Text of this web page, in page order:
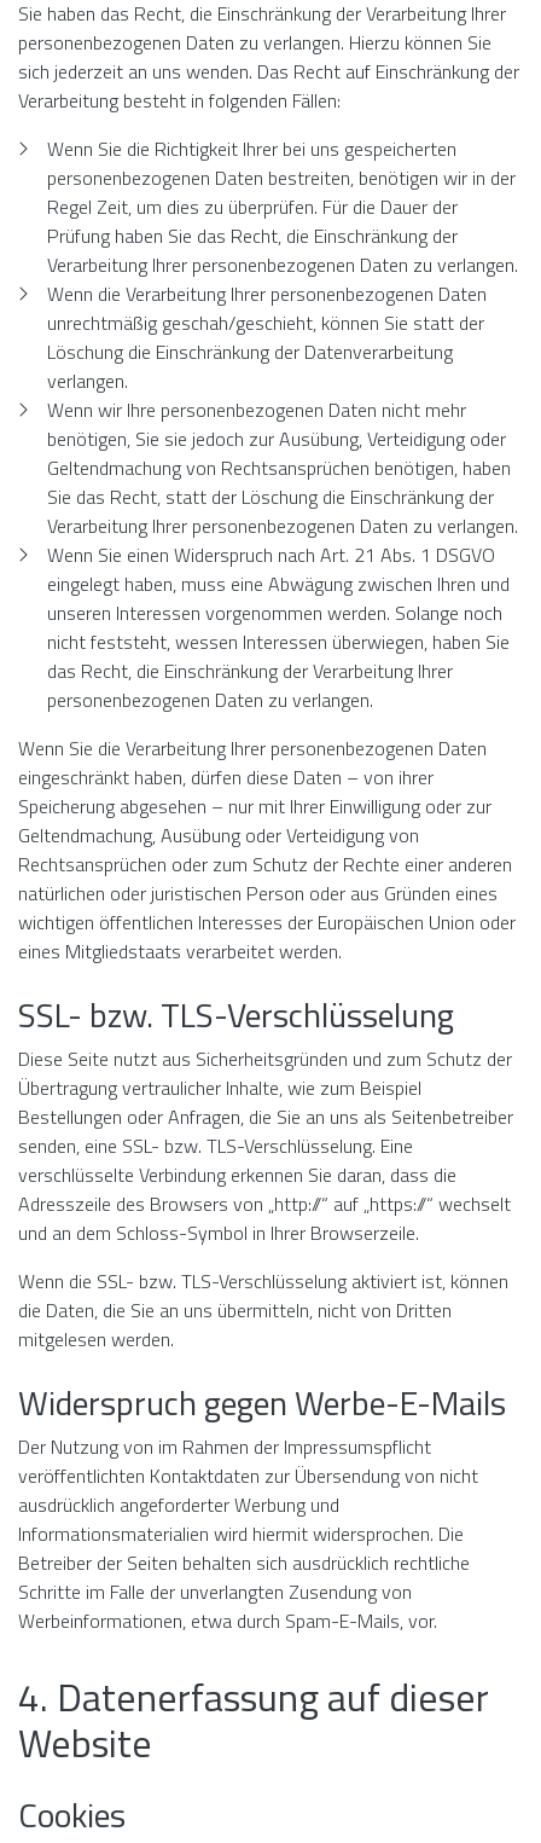
Sie haben das Recht, die Einschränkung der Verarbeitung Ihrer
personenbezogenen Daten zu verlangen. Hierzu können Sie
sich jederzeit an uns wenden. Das Recht auf Einschränkung der
Verarbeitung besteht in folgenden Fällen:
Wenn Sie die Richtigkeit Ihrer bei uns gespeicherten
personenbezogenen Daten bestreiten, benötigen wir in der
Regel Zeit, um dies zu überprüfen. Für die Dauer der
Prüfung haben Sie das Recht, die Einschränkung der
Verarbeitung Ihrer personenbezogenen Daten zu verlangen.
Wenn die Verarbeitung Ihrer personenbezogenen Daten
unrechtmäßig geschah/geschieht, können Sie statt der
Löschung die Einschränkung der Datenverarbeitung
verlangen.
Wenn wir Ihre personenbezogenen Daten nicht mehr
benötigen, Sie sie jedoch zur Ausübung, Verteidigung oder
Geltendmachung von Rechtsansprüchen benötigen, haben
Sie das Recht, statt der Löschung die Einschränkung der
Verarbeitung Ihrer personenbezogenen Daten zu verlangen.
Wenn Sie einen Widerspruch nach Art. 21 Abs. 1 DSGVO
eingelegt haben, muss eine Abwägung zwischen Ihren und
unseren Interessen vorgenommen werden. Solange noch
nicht feststeht, wessen Interessen überwiegen, haben Sie
das Recht, die Einschränkung der Verarbeitung Ihrer
personenbezogenen Daten zu verlangen.
Wenn Sie die Verarbeitung Ihrer personenbezogenen Daten
eingeschränkt haben, dürfen diese Daten – von ihrer
Speicherung abgesehen – nur mit Ihrer Einwilligung oder zur
Geltendmachung, Ausübung oder Verteidigung von
Rechtsansprüchen oder zum Schutz der Rechte einer anderen
natürlichen oder juristischen Person oder aus Gründen eines
wichtigen öffentlichen Interesses der Europäischen Union oder
eines Mitgliedstaats verarbeitet werden.
SSL- bzw. TLS-Verschlüsselung
Diese Seite nutzt aus Sicherheitsgründen und zum Schutz der
Übertragung vertraulicher Inhalte, wie zum Beispiel
Bestellungen oder Anfragen, die Sie an uns als Seitenbetreiber
senden, eine SSL- bzw. TLS-Verschlüsselung. Eine
verschlüsselte Verbindung erkennen Sie daran, dass die
Adresszeile des Browsers von „http://“ auf „https://“ wechselt
und an dem Schloss-Symbol in Ihrer Browserzeile.
Wenn die SSL- bzw. TLS-Verschlüsselung aktiviert ist, können
die Daten, die Sie an uns übermitteln, nicht von Dritten
mitgelesen werden.
Widerspruch gegen Werbe-E-Mails
Der Nutzung von im Rahmen der Impressumspflicht
veröffentlichten Kontaktdaten zur Übersendung von nicht
ausdrücklich angeforderter Werbung und
Informationsmaterialien wird hiermit widersprochen. Die
Betreiber der Seiten behalten sich ausdrücklich rechtliche
Schritte im Falle der unverlangten Zusendung von
Werbeinformationen, etwa durch Spam-E-Mails, vor.
4. Datenerfassung auf dieser
Website
Cookies